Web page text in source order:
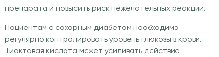
препарата и повысить риск нежелательных реакций.
Пациентам с сахарным диабетом необходимо
регулярно контролировать уровень глюкозы в крови.
Тиоктовая кислота может усиливать действие